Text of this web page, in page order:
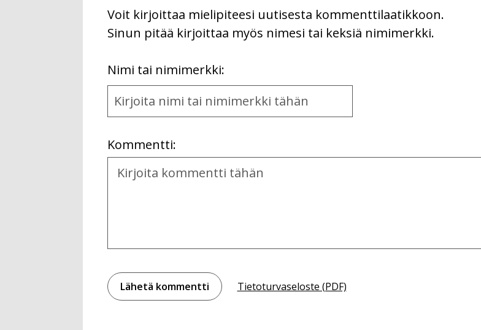
Voit kirjoittaa mielipiteesi uutisesta kommenttilaatikkoon.
Sinun pitää kirjoittaa myös nimesi tai keksiä nimimerkki.
Nimi tai nimimerkki:First
Name
and
Kommentti:
Kommentti
Tietoturvaseloste (PDF)